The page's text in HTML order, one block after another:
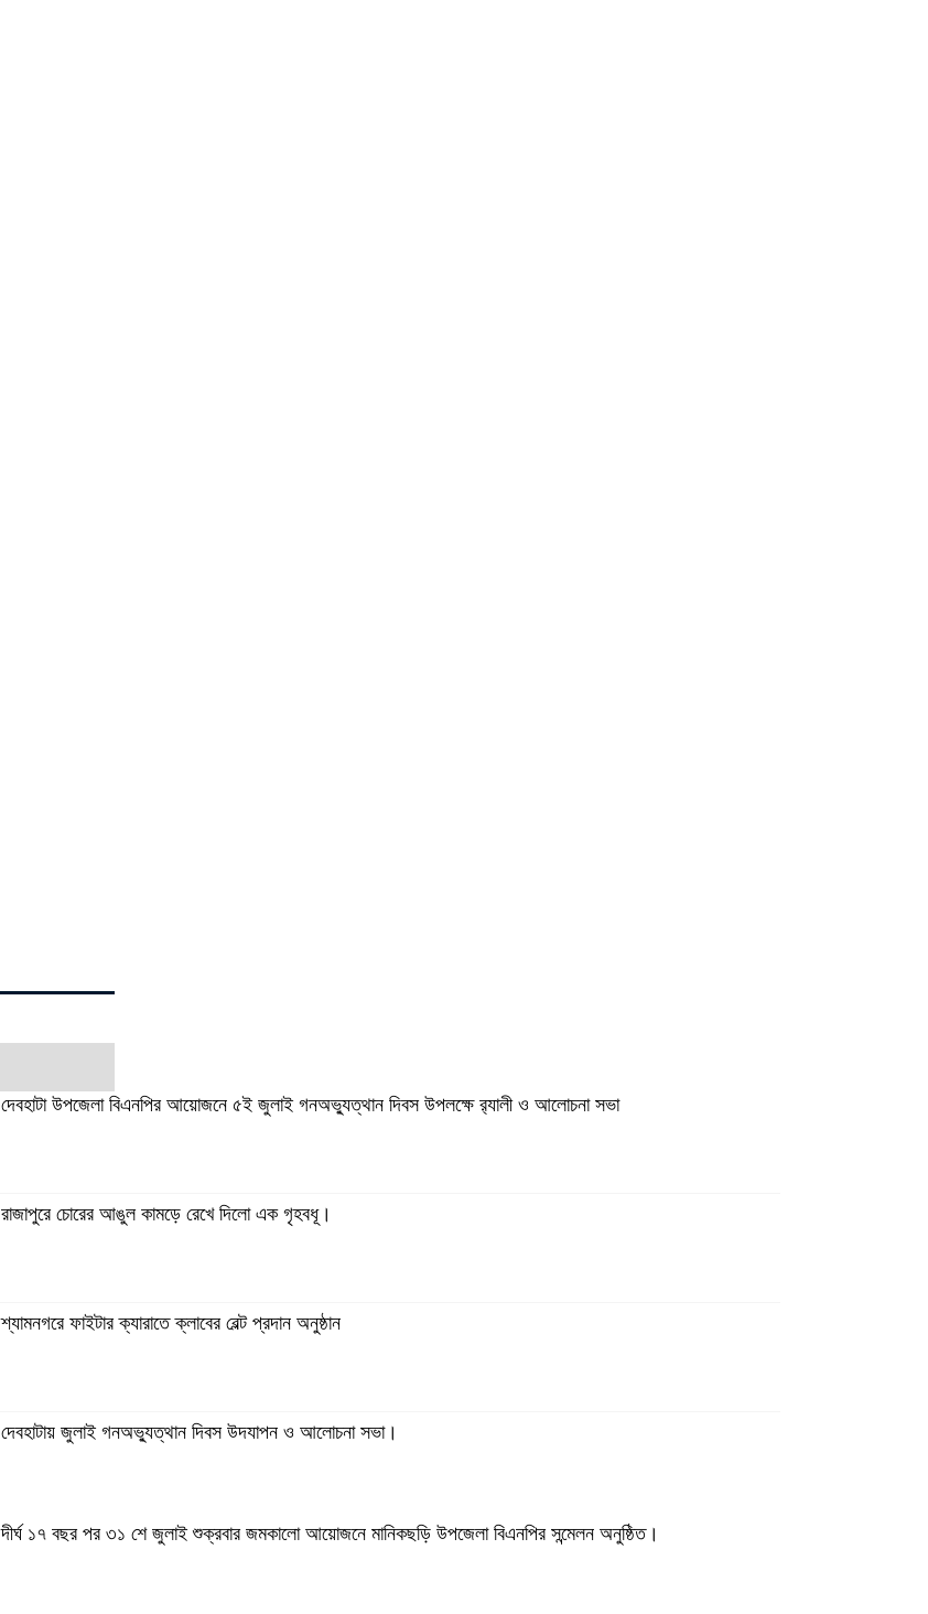
দেবহাটা উপজেলা বিএনপির আয়োজনে ৫ই জুলাই গনঅভ্যুত্থান দিবস উপলক্ষে র‍্যালী ও আলোচনা সভা
রাজাপুরে চোরের আঙুল কামড়ে রেখে দিলো এক গৃহবধূ।
শ্যামনগরে ফাইটার ক্যারাতে ক্লাবের বেল্ট প্রদান অনুষ্ঠান
দেবহাটায় জুলাই গনঅভ্যুত্থান দিবস উদযাপন ও আলোচনা সভা।
শ্যামনগরে জুলাই গণঅভ্যুত্থানের দ্বিতীয় বর্ষপূর্তি উপলক্ষে জামায়াতের গণমিছিল ও বিক্ষোভ সমাবেশ
দীর্ঘ ১৭ বছর পর ৩১ শে জুলাই শুক্রবার জমকালো আয়োজনে মানিকছড়ি উপজেলা বিএনপির সন্মেলন অনুষ্ঠিত।